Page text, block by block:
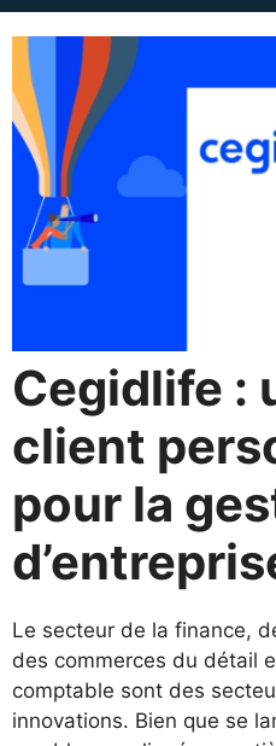
Cegidlife :
client
pour la
Le secteur de la finance,
des commerces du détail
comptable sont des
innovations. Bien que se